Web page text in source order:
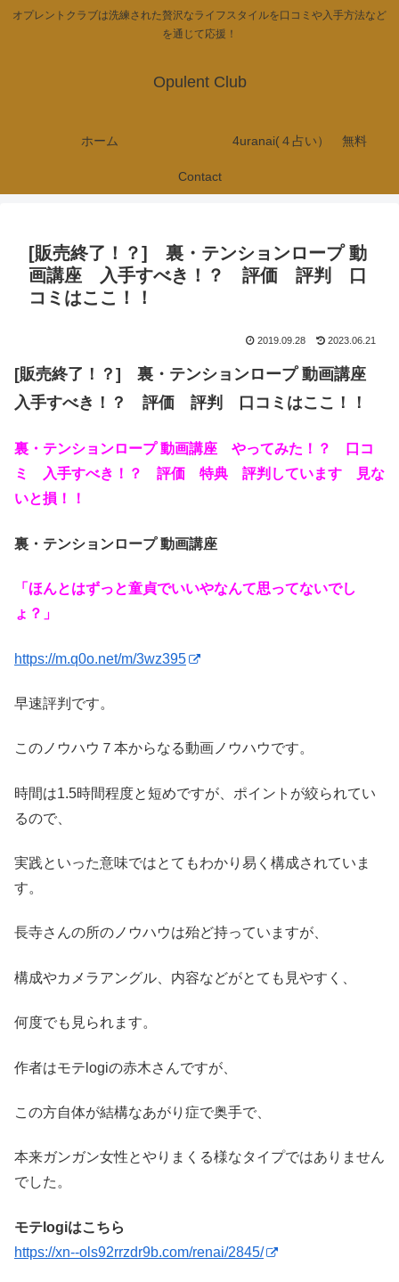
オプレントクラブは洗練された贅沢なライフスタイルを口コミや入手方法など
を通じて応援！
Opulent Club
ホーム 4uranai(４占い） 無料
Contact
[販売終了！？] 裏・テンションロープ 動
画講座 入手すべき！？ 評価 評判 口
コミはここ！！
2019.09.28 2023.06.21
[販売終了！？] 裏・テンションロープ 動画講座
入手すべき！？ 評価 評判 口コミはここ！！
裏・テンションロープ 動画講座 やってみた！？ 口コ
ミ 入手すべき！？ 評価 特典 評判しています 見な
いと損！！
裏・テンションロープ 動画講座
「ほんとはずっと童貞でいいやなんて思ってないでし
ょ？」
https://m.q0o.net/m/3wz395
早速評判です。
このノウハウ７本からなる動画ノウハウです。
時間は1.5時間程度と短めですが、ポイントが絞られてい
るので、
実践といった意味ではとてもわかり易く構成されていま
す。
長寺さんの所のノウハウは殆ど持っていますが、
構成やカメラアングル、内容などがとても見やすく、
何度でも見られます。
作者はモテlogiの赤木さんですが、
この方自体が結構なあがり症で奥手で、
本来ガンガン女性とやりまくる様なタイプではありません
でした。
モテlogiはこちら
https://xn--ols92rrzdr9b.com/renai/2845/